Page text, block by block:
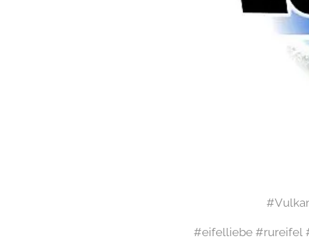
#eifelliebe #rureifel